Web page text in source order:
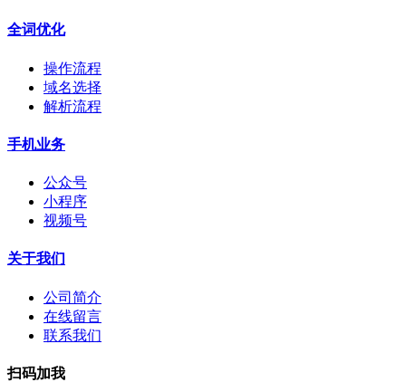
全词优化
操作流程
域名选择
解析流程
手机业务
公众号
小程序
视频号
关于我们
公司简介
在线留言
联系我们
扫码加我